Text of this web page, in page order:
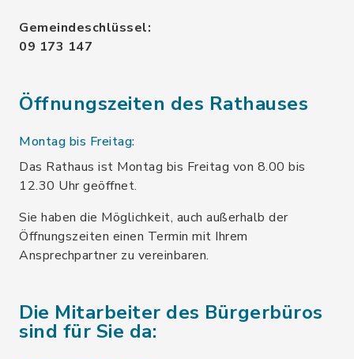
Gemeindeschlüssel:
09 173 147
Öffnungszeiten des Rathauses
Montag bis Freitag:
Das Rathaus ist Montag bis Freitag von 8.00 bis
12.30 Uhr geöffnet.
Sie haben die Möglichkeit, auch außerhalb der
Öffnungszeiten einen Termin mit Ihrem
Ansprechpartner zu vereinbaren.
Die Mitarbeiter des Bürgerbüros
sind für Sie da: